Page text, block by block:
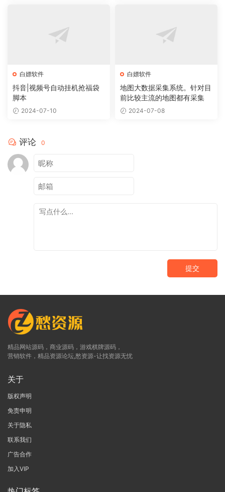
白嫖软件
抖音|视频号自动挂机抢福袋
脚本
2024-07-10
白嫖软件
地图大数据采集系统。针对目
前比较主流的地图都有采集
2024-07-08
评论 0
提交
精品网站源码，商业源码，游戏棋牌源码，
营销软件，精品资源论坛,愁资源-让找资源无忧
关于
版权声明
免责申明
关于隐私
联系我们
广告合作
加入VIP